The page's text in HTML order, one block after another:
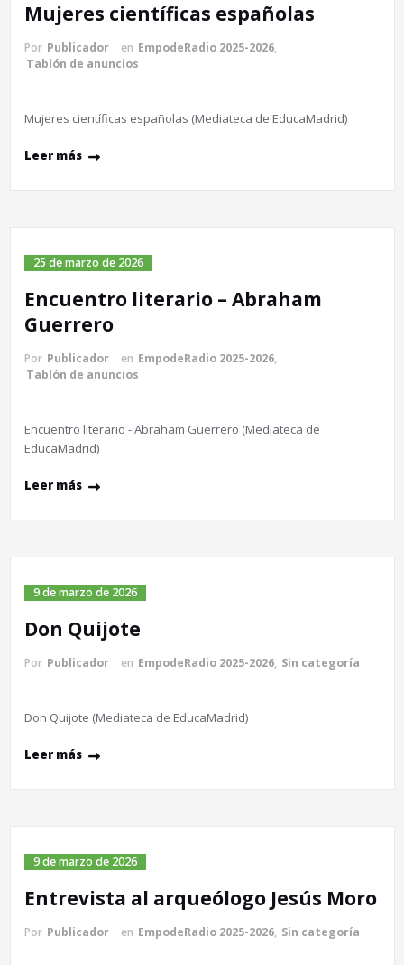
Mujeres científicas españolas
Por Publicador en EmpodeRadio 2025-2026,
Tablón de anuncios
Mujeres científicas españolas (Mediateca de EducaMadrid)
Leer más
25 de marzo de 2026
Encuentro literario – Abraham
Guerrero
Por Publicador en EmpodeRadio 2025-2026,
Tablón de anuncios
Encuentro literario - Abraham Guerrero (Mediateca de
EducaMadrid)
Leer más
9 de marzo de 2026
Don Quijote
Por Publicador en EmpodeRadio 2025-2026, Sin categoría
Don Quijote (Mediateca de EducaMadrid)
Leer más
9 de marzo de 2026
Entrevista al arqueólogo Jesús Moro
Por Publicador en EmpodeRadio 2025-2026, Sin categoría